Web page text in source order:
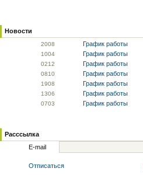
Новости
2008 График работы
1004 График работы
0212 График работы
0810 График работы
1908 График работы
1306 График работы
0703 График работы
Расссылка
E-mail
Отписаться